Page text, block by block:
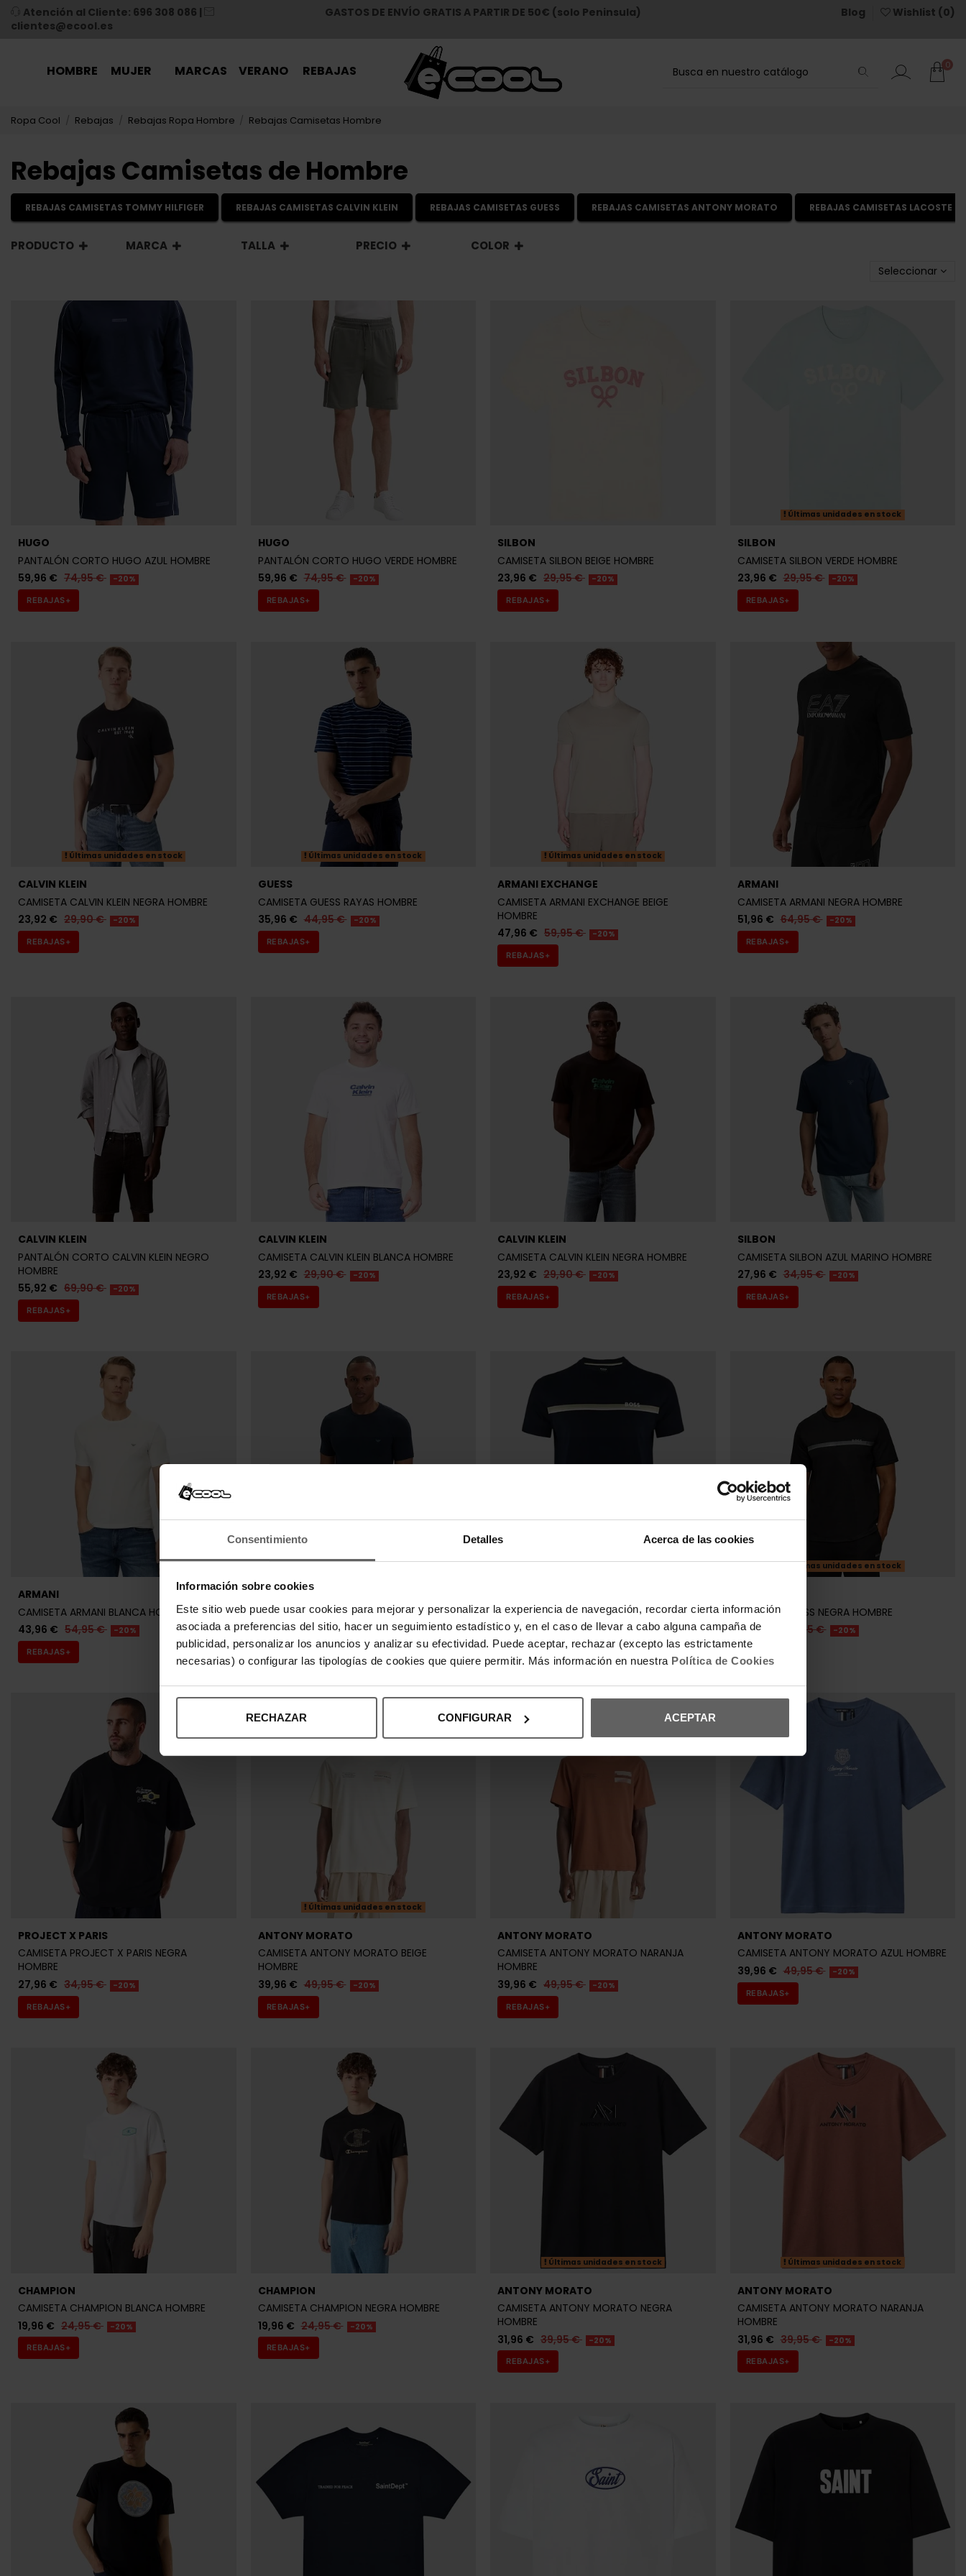
Consentimiento Detalles Acerca de las cookies
Información sobre cookies
Este sitio web puede usar cookies para mejorar y personalizar la experiencia de navegación, recordar cierta información
asociada a preferencias del sitio, hacer un seguimiento estadístico y, en el caso de llevar a cabo alguna campaña de
publicidad, personalizar los anuncios y analizar su efectividad. Puede aceptar, rechazar (excepto las estrictamente
necesarias) o configurar las tipologías de cookies que quiere permitir. Más información en nuestra Política de Cookies
RECHAZAR CONFIGURAR ACEPTAR
Atención al Cliente: 696 308 086 |
clientes@ecool.es
GASTOS DE ENVÍO GRATIS A PARTIR DE 50€ (solo Peninsula) Blog Wishlist (0)
HOMBRE MUJER MARCAS VERANO REBAJAS 0
Ropa Cool Rebajas Rebajas Ropa Hombre Rebajas Camisetas Hombre
Rebajas Camisetas de Hombre
REBAJAS CAMISETAS TOMMY HILFIGER REBAJAS CAMISETAS CALVIN KLEIN REBAJAS CAMISETAS GUESS REBAJAS CAMISETAS ANTONY MORATO REBAJAS CAMISETAS LACOSTE
PRODUCTO MARCA TALLA PRECIO COLOR
Seleccionar
HUGO
PANTALÓN CORTO HUGO AZUL HOMBRE
59,96 € 74,95 € -20%
REBAJAS+
HUGO
PANTALÓN CORTO HUGO VERDE HOMBRE
59,96 € 74,95 € -20%
REBAJAS+
SILBON
CAMISETA SILBON BEIGE HOMBRE
23,96 € 29,95 € -20%
REBAJAS+
Últimas unidades en stock
SILBON
CAMISETA SILBON VERDE HOMBRE
23,96 € 29,95 € -20%
REBAJAS+
Últimas unidades en stock
CALVIN KLEIN
CAMISETA CALVIN KLEIN NEGRA HOMBRE
23,92 € 29,90 € -20%
REBAJAS+
Últimas unidades en stock
GUESS
CAMISETA GUESS RAYAS HOMBRE
35,96 € 44,95 € -20%
REBAJAS+
Últimas unidades en stock
ARMANI EXCHANGE
CAMISETA ARMANI EXCHANGE BEIGE
HOMBRE
47,96 € 59,95 € -20%
REBAJAS+
ARMANI
CAMISETA ARMANI NEGRA HOMBRE
51,96 € 64,95 € -20%
REBAJAS+
CALVIN KLEIN
PANTALÓN CORTO CALVIN KLEIN NEGRO
HOMBRE
55,92 € 69,90 € -20%
REBAJAS+
CALVIN KLEIN
CAMISETA CALVIN KLEIN BLANCA HOMBRE
23,92 € 29,90 € -20%
REBAJAS+
CALVIN KLEIN
CAMISETA CALVIN KLEIN NEGRA HOMBRE
23,92 € 29,90 € -20%
REBAJAS+
SILBON
CAMISETA SILBON AZUL MARINO HOMBRE
27,96 € 34,95 € -20%
REBAJAS+
ARMANI
CAMISETA ARMANI BLANCA HOMBRE
43,96 € 54,95 € -20%
REBAJAS+
ARMANI
CAMISETA ARMANI AZUL HOMBRE
43,96 €
54,95 € -20%
CAMISETA BOSS AZUL OSCURO HOMBRE
43,96 € 54,95 € -20%
REBAJAS+
Últimas unidades en stock
CAMISETA BOSS NEGRA HOMBRE
43,96 €
54,95 € -20%
PROJECT X PARIS
CAMISETA PROJECT X PARIS NEGRA
HOMBRE
27,96 € 34,95 € -20%
REBAJAS+
Últimas unidades en stock
ANTONY MORATO
CAMISETA ANTONY MORATO BEIGE
HOMBRE
39,96 € 49,95 € -20%
REBAJAS+
ANTONY MORATO
CAMISETA ANTONY MORATO NARANJA
HOMBRE
39,96 € 49,95 € -20%
REBAJAS+
ANTONY MORATO
CAMISETA ANTONY MORATO AZUL HOMBRE
39,96 € 49,95 € -20%
REBAJAS+
CHAMPION
CAMISETA CHAMPION BLANCA HOMBRE
19,96 € 24,95 € -20%
REBAJAS+
CHAMPION
CAMISETA CHAMPION NEGRA HOMBRE
19,96 € 24,95 € -20%
REBAJAS+
Últimas unidades en stock
ANTONY MORATO
CAMISETA ANTONY MORATO NEGRA
HOMBRE
31,96 € 39,95 € -20%
REBAJAS+
Últimas unidades en stock
ANTONY MORATO
CAMISETA ANTONY MORATO NARANJA
HOMBRE
31,96 € 39,95 € -20%
REBAJAS+